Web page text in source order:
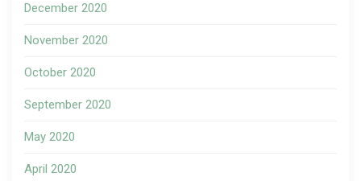
December 2020
November 2020
October 2020
September 2020
May 2020
April 2020